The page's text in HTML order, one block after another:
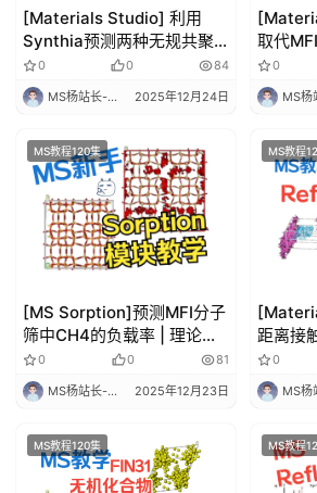
算
干
货
程
M
S
频
[Materials Studio] 利用
Synthia预测两种无规共聚
物的性能 | 理论计算 华算科
技
0 0 84
MS杨站长-华算科技 2025年12月24日
取代
载量 |
0
MS杨站长
MS教程120集
[MS Sorption]预测MFI分子
筛中CH4的负载率 | 理论计
算 华算科技
0 0 81
MS杨站长-华算科技 2025年12月23日
MS教程
距离接
己基氨
理论计
0
MS杨站长
MS教程120集 MS教程